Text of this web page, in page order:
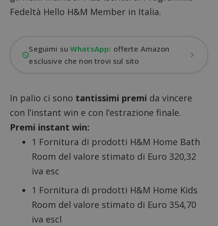
Fedeltà Hello H&M Member in Italia.
Seguimi suWhatsApp: offerte Amazon
esclusive che non trovi sul sito
In palio ci sono tantissimi premi da vincere
con l’instant win e con l’estrazione finale.
Premi instant win:
1 Fornitura di prodotti H&M Home Bath
Room del valore stimato di Euro 320,32
iva esc
1 Fornitura di prodotti H&M Home Kids
Room del valore stimato di Euro 354,70
iva escl